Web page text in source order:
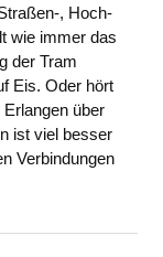
, Hoch-
wie immer das
der Tram
Eis. Oder hört
über
ist viel besser
Verbindungen